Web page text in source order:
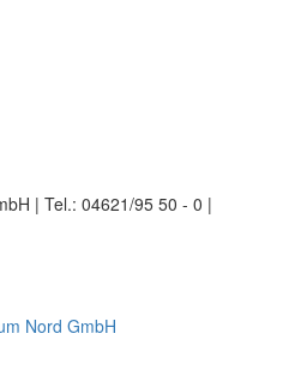
| Tel.: 04621/95 50 - 0 |